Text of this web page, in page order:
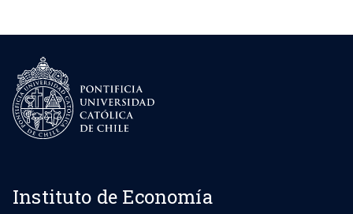
Instituto de Economía